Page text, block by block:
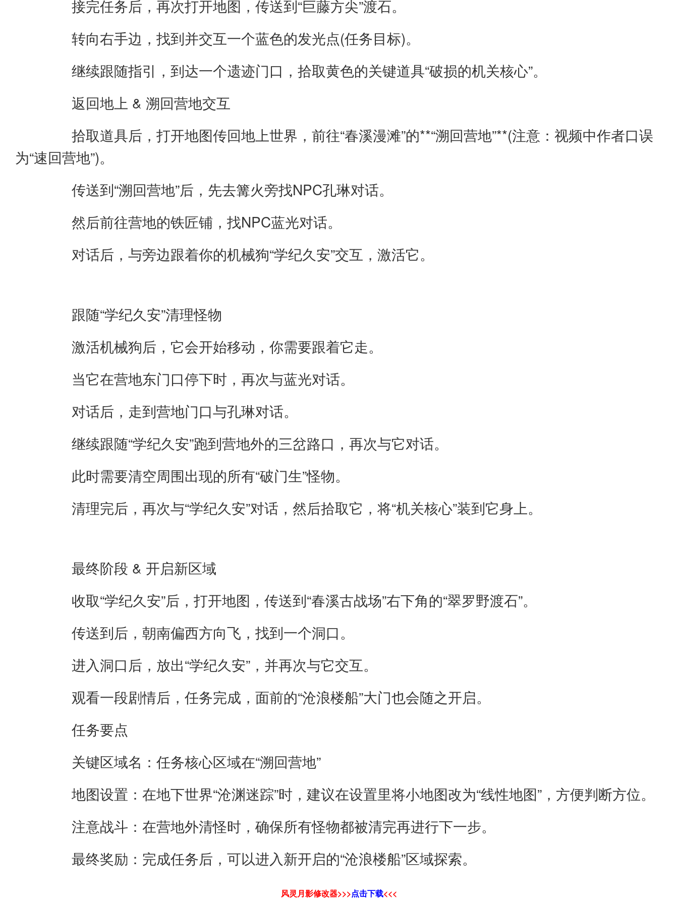
接完任务后，再次打开地图，传送到“巨藤方尖”渡石。
转向右手边，找到并交互一个蓝色的发光点(任务目标)。
继续跟随指引，到达一个遗迹门口，拾取黄色的关键道具“破损的机关核心”。
返回地上 & 溯回营地交互
拾取道具后，打开地图传回地上世界，前往“春溪漫滩”的**“溯回营地”**(注意：视频中作者口误
为“速回营地”)。
传送到“溯回营地”后，先去篝火旁找NPC孔琳对话。
然后前往营地的铁匠铺，找NPC蓝光对话。
对话后，与旁边跟着你的机械狗“学纪久安”交互，激活它。
跟随“学纪久安”清理怪物
激活机械狗后，它会开始移动，你需要跟着它走。
当它在营地东门口停下时，再次与蓝光对话。
对话后，走到营地门口与孔琳对话。
继续跟随“学纪久安”跑到营地外的三岔路口，再次与它对话。
此时需要清空周围出现的所有“破门生”怪物。
清理完后，再次与“学纪久安”对话，然后拾取它，将“机关核心”装到它身上。
最终阶段 & 开启新区域
收取“学纪久安”后，打开地图，传送到“春溪古战场”右下角的“翠罗野渡石”。
传送到后，朝南偏西方向飞，找到一个洞口。
进入洞口后，放出“学纪久安”，并再次与它交互。
观看一段剧情后，任务完成，面前的“沧浪楼船”大门也会随之开启。
任务要点
关键区域名：任务核心区域在“溯回营地”
地图设置：在地下世界“沧渊迷踪”时，建议在设置里将小地图改为“线性地图”，方便判断方位。
注意战斗：在营地外清怪时，确保所有怪物都被清完再进行下一步。
最终奖励：完成任务后，可以进入新开启的“沧浪楼船”区域探索。
风灵月影修改器>>>点击下载<<<